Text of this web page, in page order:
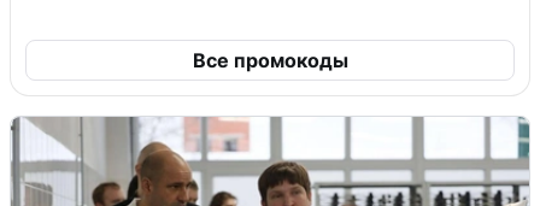
Все промокоды